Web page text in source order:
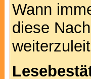
Wann
diese